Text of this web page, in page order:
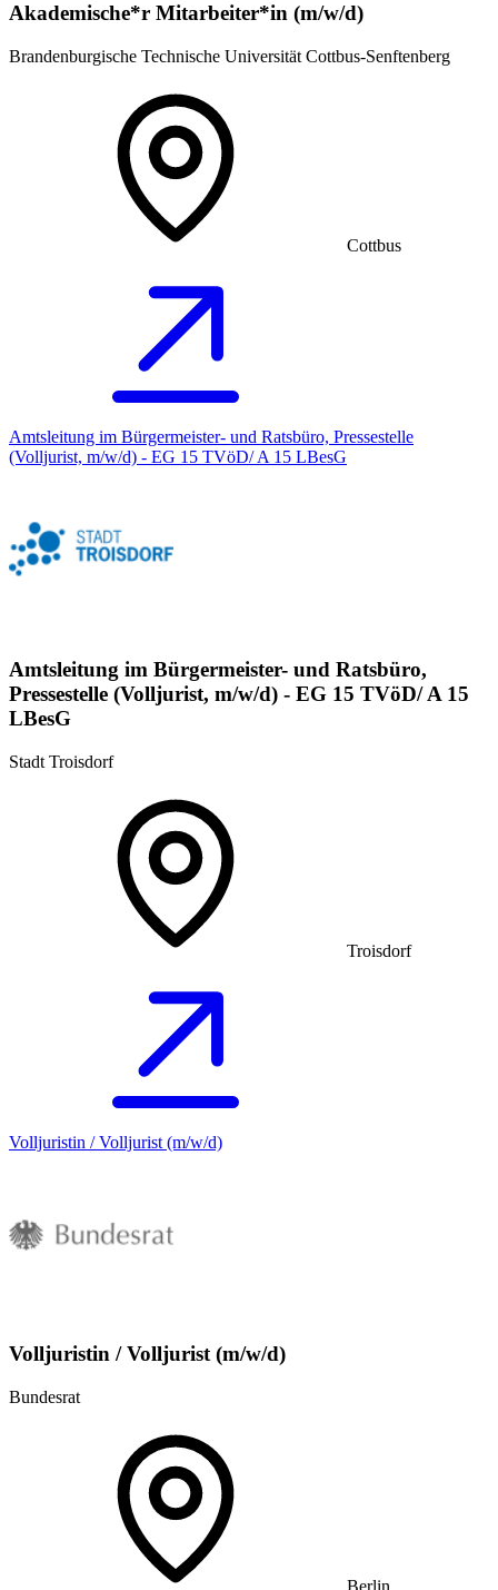
Akademische*r Mitarbeiter*in (m/w/d)
Brandenburgische Technische Universität Cottbus-Senftenberg
Cottbus
Amtsleitung im Bürgermeister- und Ratsbüro, Pressestelle
(Volljurist, m/w/d) - EG 15 TVöD/ A 15 LBesG
Amtsleitung im Bürgermeister- und Ratsbüro,
Pressestelle (Volljurist, m/w/d) - EG 15 TVöD/ A 15
LBesG
Stadt Troisdorf
Troisdorf
Volljuristin / Volljurist (m/w/d)
Volljuristin / Volljurist (m/w/d)
Bundesrat
Berlin